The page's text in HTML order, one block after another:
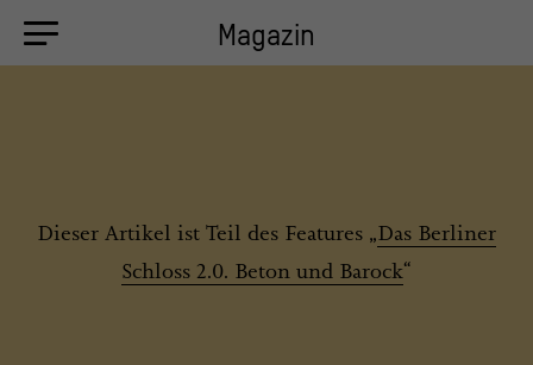
Magazin
Dieser Artikel ist Teil des Features „Das Berliner
Schloss 2.0. Beton und Barock“